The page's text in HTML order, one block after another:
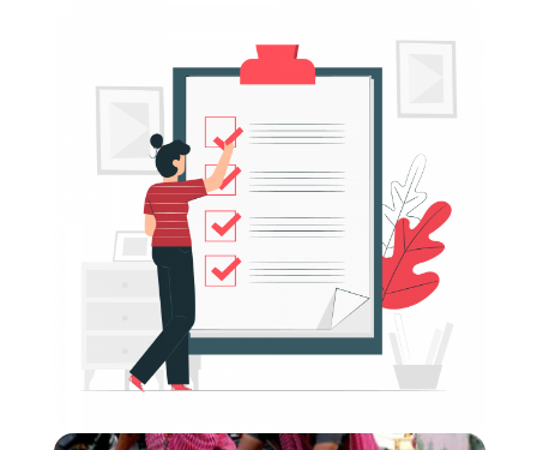
Donor Modules (CVA) Compilation: Modules 1
الشكل:
الدراسة الذاتية عبر الإنترنت
Short Summary
:
The donor modules aim to support and strengthen
Cash and Voucher Assistance (CVA) related
considerations within donors’ ways of working. They